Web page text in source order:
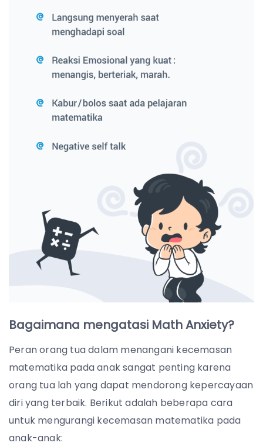
Bagaimana mengatasi Math Anxiety?
Peran orang tua dalam menangani kecemasan
matematika pada anak sangat penting karena
orang tua lah yang dapat mendorong kepercayaan
diri yang terbaik. Berikut adalah beberapa cara
untuk mengurangi kecemasan matematika pada
anak-anak: